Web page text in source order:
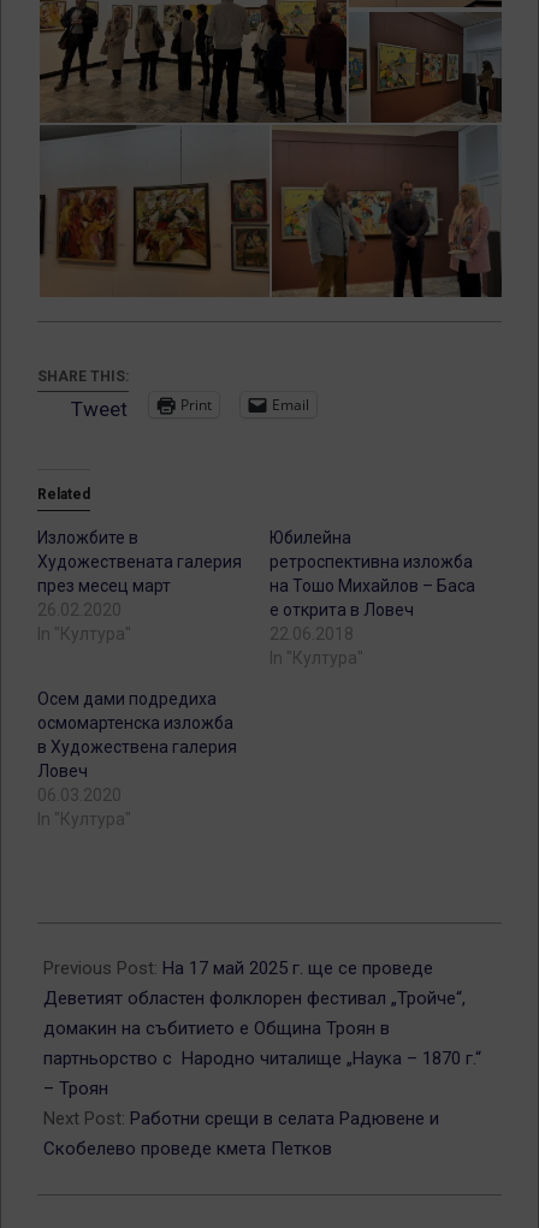
SHARE THIS:
Tweet Print Email
Related
Изложбите в
Художествената галерия
през месец март
26.02.2020
In "Култура"
Юбилейна
ретроспективна изложба
на Тошо Михайлов – Баса
е открита в Ловеч
22.06.2018
In "Култура"
Осем дами подредиха
осмомартенска изложба
в Художествена галерия
Ловеч
06.03.2020
In "Култура"
03-
13
Previous Post: На 17 май 2025 г. ще се проведе
Деветият областен фолклорен фестивал „Тройче“,
домакин на събитието е Община Троян в
партньорство с Народно читалище „Наука – 1870 г.“
– Троян
Next Post: Работни срещи в селата Радювене и
Скобелево проведе кмета Петков